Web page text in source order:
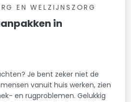
EN WELZIJNSZORG
in
Je bent zeker niet de
vanuit huis werken, zien
en rugproblemen. Gelukkig